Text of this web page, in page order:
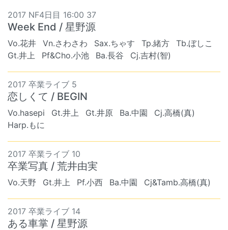
2017 NF4日目 16:00 37
Week End / 星野源
Vo.花井 Vn.さわさわ Sax.ちゃす Tp.緒方
Tb.ぼしこ
Gt.井上
Pf&Cho.小池 Ba.長谷 Cj.吉村(智)
2017 卒業ライブ 5
恋しくて / BEGIN
Vo.hasepi Gt.井上 Gt.井原 Ba.中園
Cj.高橋(真)
Harp.もに
2017 卒業ライブ 10
卒業写真 / 荒井由実
Vo.天野 Gt.井上 Pf.小西 Ba.中園 Cj&Tamb.高橋(真)
2017 卒業ライブ 14
ある車掌 / 星野源